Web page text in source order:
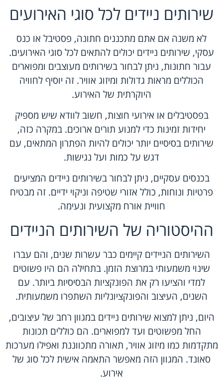
שירותים ניידים לכל סוגי האירועים
לא משנה אם אתם מתכננים חתונה, פסטיבל או כנס
עסקי, שירותים ניידים יכולים להתאים לכל סוגי האירועים.
עבור חתונות, ניתן לבחור בשירותים מעוצבים ומפוארים
הכוללים מראות גדולות ומיזוג אוויר. זה יוסיף לחוויה
היוקרתית של האירוע.
בפסטיבלים או אירועי חוצות, חשוב לוודא שיש מספיק
יחידות זמינות כדי למנוע תורים ארוכים. במקרה כזה,
שירותים בסיסיים יותר יכולים להיות הפתרון המתאים, עם
דגש על כמות ועל נגישות.
בכנסים עסקיים, ניתן לבחור בשירותים ניידים המציעים
פרטיות ונוחות, כולל אזורי שטיפה וניקוי ידיים. זה מבטיח
חוויית אורח מקצועית ונעימה.
ההיסטוריה של השירותים הניידים
השירותים הניידים קיימים כבר עשרות שנים, והם עברו
שינוי משמעותי במרוצת הזמן. בתחילה הם היו פשוטים
למדי והציעו רק את הפונקציות הבסיסיות ביותר. עם
השנים, העיצוב והפונקציונליות השתפרו משמעותית.
היום, ניתן למצוא שירותים ניידים במגוון רחב של עיצובים,
החל מפשוטים ועד למפוארים. הם כוללים תכונות
מתקדמות כמו מיזוג אוויר, תאורה מתכווננת ואפילו מערכות
סאונד. המגוון הזה מאפשר התאמה אישית לכל סוג של
אירוע.